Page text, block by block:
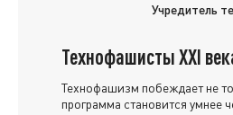
Учредитель
Технофашисты XXI
Технофашизм побеждает не
программа становится умнее